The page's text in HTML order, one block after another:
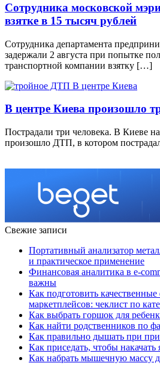
Сотрудника московской
взятке в 15 тысяч рублей
Сотрудника департамента
задержали 2 августа при попытке
транспортной компании взятку […]
В центре Киева произошло
Пострадали три человека. В Киеве
произошло ДТП, в котором
Свежие записи
Портативный анализатор
и практическое применение
Финансовая аналитика в e-
важны
Как подготовить качественные
маркетплейсов: чеклист по
Как выбрать горшок для
Как найти родственников по
Как правильно дышать при
Как приседать, чтобы накачать
Как набрать мышечную массу